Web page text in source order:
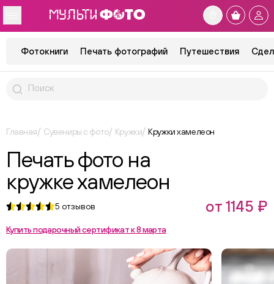
Фотокниги Печать фотографий Путешествия
Главная Сувениры с фото Кружки Кружки хамелеон
Печать фото на
кружке хамелеон
5 отзывов от 1145 ₽
Купить подарочный сертификат к 8 марта